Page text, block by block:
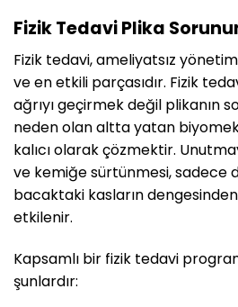
Fizik Tedavi Plika
Fizik tedavi, ameliyatsız
ve en etkili parçasıdır. Fizik
ağrıyı geçirmek değil plikanın
neden olan altta yatan
kalıcı olarak çözmektir.
ve kemiğe sürtünmesi, sadece
bacaktaki kasların
etkilenir.
Kapsamlı bir fizik tedavi
şunlardır: